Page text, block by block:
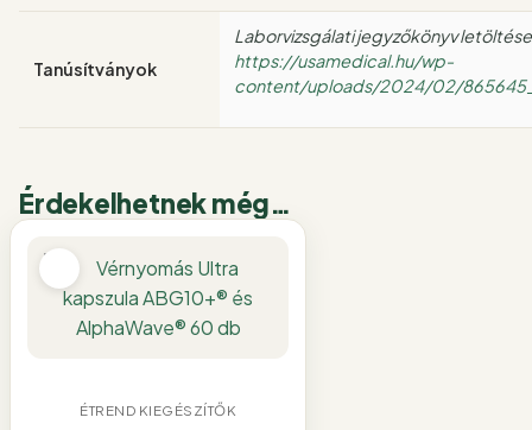
Tanúsítványok
Laborvizsgálati jegyzőkönyv letöltése
https://usamedical.hu/wp-
content/uploads/2024/02/
Érdekelhetnek még…
ÉTREND KIEGÉSZÍTŐK